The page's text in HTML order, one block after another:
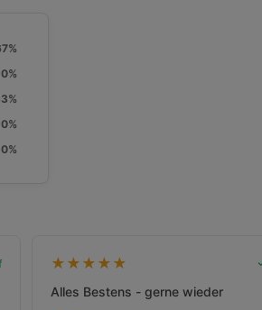
0%
0%
0%
★ ★ ★ ★ ★
Alles Bestens - gerne wieder